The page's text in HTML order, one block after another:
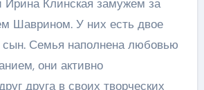
Ирина Клинская замужем за
Шаврином. У них есть двое
Семья наполнена любовью
они активно
друга в своих творческих